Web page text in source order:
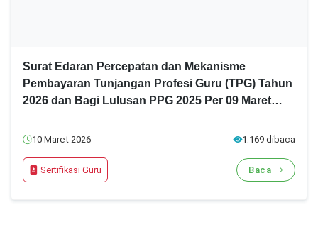
Surat Edaran Percepatan dan Mekanisme
Pembayaran Tunjangan Profesi Guru (TPG) Tahun
2026 dan Bagi Lulusan PPG 2025 Per 09 Maret
10 Maret 2026 1.169 dibaca
Sertifikasi Guru Baca